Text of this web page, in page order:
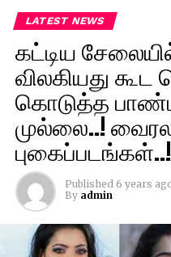
LATEST NEWS
கட்டிய
விலகியது
கொடுத்த
முல்லை..!
புகைப்படங்கள்..!
Published 6 years
By admin